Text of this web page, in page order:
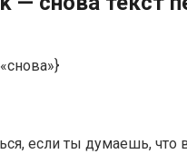
если ты думаешь, что